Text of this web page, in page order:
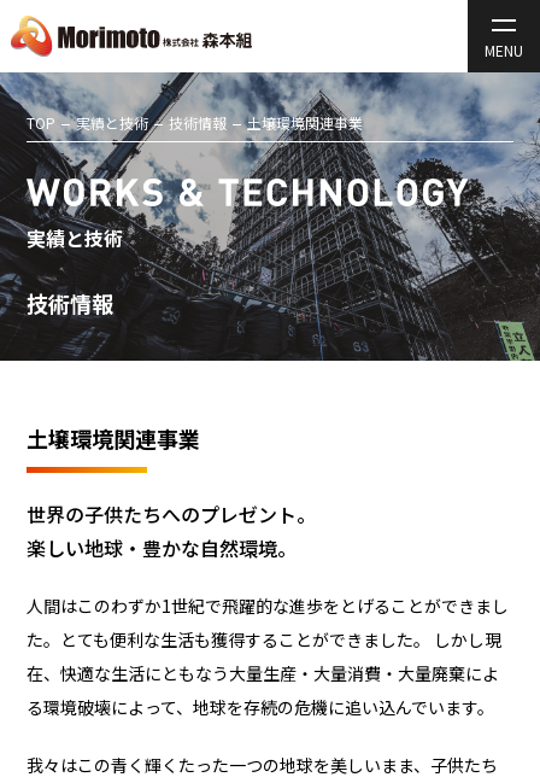
TOP 実績と技術 技術情報 土壌環境関連事業
実績と技術
技術情報
土壌環境関連事業
世界の子供たちへのプレゼント。
楽しい地球・豊かな自然環境。
人間はこのわずか1世紀で飛躍的な進歩をとげることができまし
た。とても便利な生活も獲得することができました。 しかし現
在、快適な生活にともなう大量生産・大量消費・大量廃棄によ
る環境破壊によって、地球を存続の危機に追い込んでいます。
我々はこの青く輝くたった一つの地球を美しいまま、子供たち